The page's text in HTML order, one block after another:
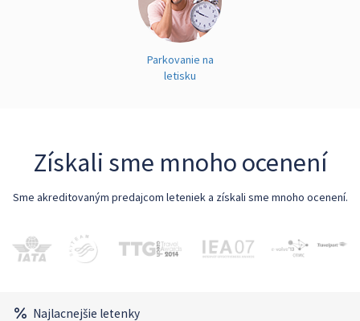
Parkovanie na
letisku
Získali sme mnoho ocenení
Sme akreditovaným predajcom leteniek a získali sme mnoho ocenení.
Najlacnejšie letenky